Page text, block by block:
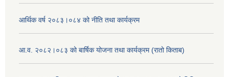
आर्थिक वर्ष २०८३।०८४ को नीति तथा कार्यक्रम
आ.व. २०८२।०८३ को बार्षिक योजना तथा कार्यक्रम (रातो किताब)